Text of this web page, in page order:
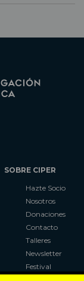
SOBRE CIPER
Hazte Socio
Nosotros
Donaciones
Contacto
Talleres
Newsletter
Festival